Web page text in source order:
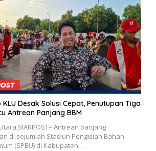
KLU Desak Solusi Cepat, Penutupan Tiga
Antrean Panjang BBM
Antrean panjang
di sejumlah Stasiun Pengisian Bahan
(SPBU) di Kabupaten…